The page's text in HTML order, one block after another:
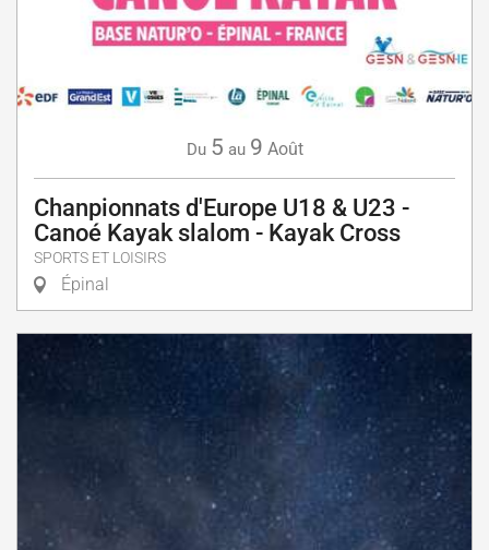
Du 5 au 9 Août
Chanpionnats d'Europe U18 & U23 -
Canoé Kayak slalom - Kayak Cross
SPORTS ET LOISIRS
Épinal